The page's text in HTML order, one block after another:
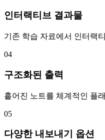
인터랙티브 결과물
기존 학습 자료에서 인터랙
04
구조화된 출력
흩어진 노트를 체계적인 플
05
다양한 내보내기 옵션